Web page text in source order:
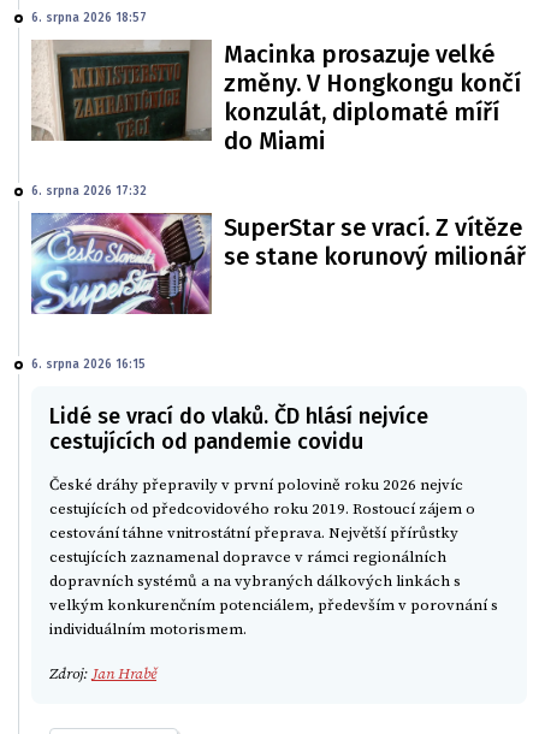
6. srpna 2026 18:57
Macinka prosazuje velké
změny. V Hongkongu končí
konzulát, diplomaté míří
do Miami
6. srpna 2026 17:32
SuperStar se vrací. Z vítěze
se stane korunový milionář
6. srpna 2026 16:15
Lidé se vrací do vlaků. ČD hlásí nejvíce
cestujících od pandemie covidu
České dráhy přepravily v první polovině roku 2026 nejvíc
cestujících od předcovidového roku 2019. Rostoucí zájem o
cestování táhne vnitrostátní přeprava. Největší přírůstky
cestujících zaznamenal dopravce v rámci regionálních
dopravních systémů a na vybraných dálkových linkách s
velkým konkurenčním potenciálem, především v porovnání s
individuálním motorismem.
Zdroj: Jan Hrabě